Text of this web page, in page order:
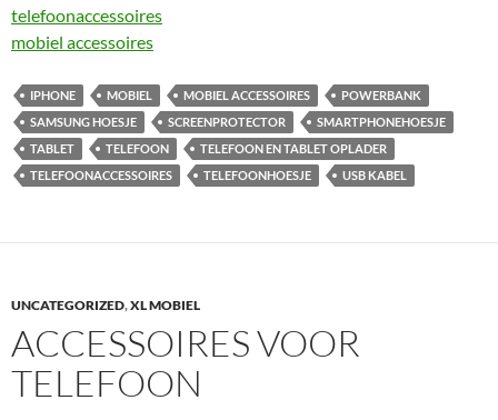
telefoonaccessoires
mobiel accessoires
IPHONE MOBIEL MOBIEL ACCESSOIRES
POWERBANK
SAMSUNG HOESJE
SCREENPROTECTOR
SMARTPHONEHOESJE
TABLET
TELEFOON
TELEFOON EN TABLET OPLADER
TELEFOONACCESSOIRES
TELEFOONHOESJE USB KABEL
UNCATEGORIZED,XL MOBIEL
ACCESSOIRES VOOR
TELEFOON